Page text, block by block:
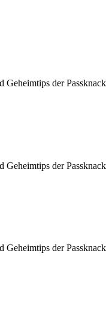
Geheimtips der
Geheimtips der
Geheimtips der